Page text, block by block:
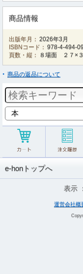
商品情報
出版年月： 2026年3月
ISBNコード： 978-4-494-
頁数・縦：
８場面 ２７×
商品の返品について
e-honトップへ
表示 ：
運営会社概